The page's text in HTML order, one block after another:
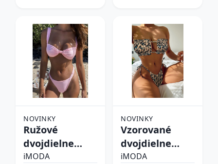
NOVINKY
Ružové
dvojdielne
plavky
iMODA
NOVINKY
Vzorované
dvojdielne
plavky
iMODA